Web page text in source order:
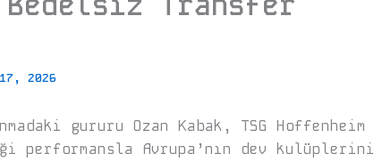
2026
gururu Ozan Kabak, TSG Hoffenheim
performansla Avrupa’nın dev kulüplerini